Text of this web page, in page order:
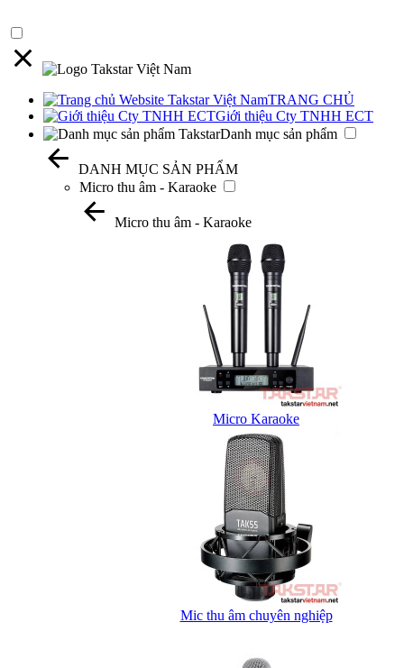
TRANG CHỦ
Giới thiệu Cty TNHH ECT
Danh mục sản phẩm
DANH MỤC SẢN PHẨM
Micro thu âm - Karaoke
Micro thu âm - Karaoke
Micro Karaoke
Mic thu âm chuyên nghiệp